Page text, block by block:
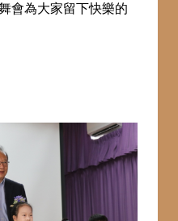
會為大家留下快樂的